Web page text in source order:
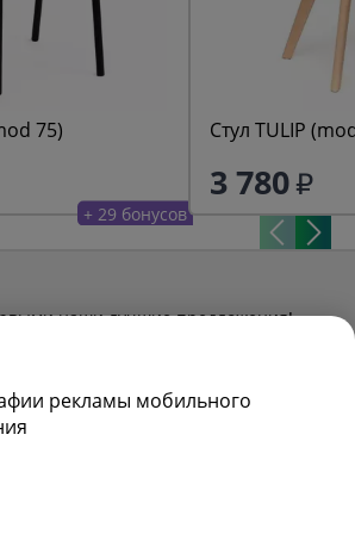
Стул TULIP
наши лучшие предложения!